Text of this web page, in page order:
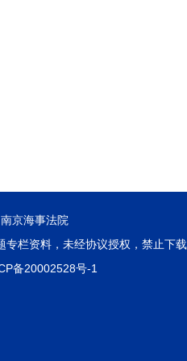
京海事法院
栏资料，未经协议授权，禁止下
备20002528号-1